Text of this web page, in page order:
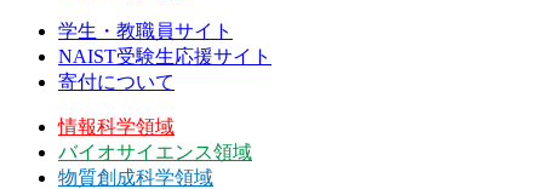
学生・教職員サイト
NAIST受験生応援サイト
寄付について
情報科学領域
バイオサイエンス領域
物質創成科学領域